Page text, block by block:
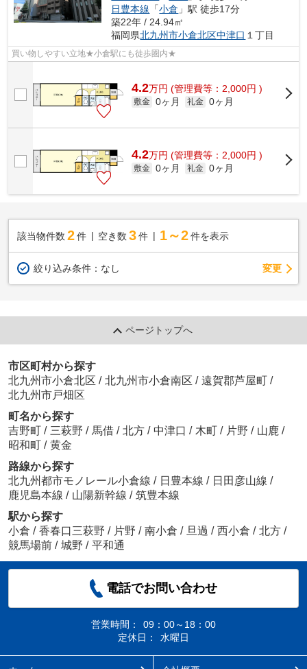
日豊本線 「小倉 」駅 徒歩17分
築22年 / 24.94㎡
福岡県北九州市小倉北区中津口 １丁目
買い物しやすい立地★小倉駅にも徒歩圏内★
4.2万円 (管理費等：2,000円 )
敷金 0ヶ月 礼金 0ヶ月
4.2万円 (管理費等：2,000円 )
敷金 0ヶ月 礼金 0ヶ月
該当物件数 2件 空き数 3 件 1～2 件を表示
絞り込み条件： なし 変更
ページトップへ
市区町村から探す
北九州市小倉北区 / 北九州市小倉南区 / 遠賀郡芦屋町 /
北九州市戸畑区
町名から探す
吉野町 / 三萩野 / 馬借 / 北方 / 中津口 / 木町 / 片野 / 山鹿 /
昭和町 / 黄金
路線から探す
北九州都市モノレール小倉線 / 日豊本線 / 日田彦山線 /
鹿児島本線 / 山陽新幹線 / 筑豊本線
駅から探す
小倉 / 香春口三萩野 / 片野 / 南小倉 / 旦過 / 西小倉 / 北方 /
競馬場前 / 城野 / 平和通
電話でお問い合わせ
営業時間：
09：00～18：00
定休日：
水曜日